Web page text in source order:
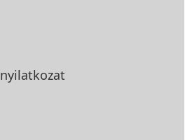
nyilatkozat